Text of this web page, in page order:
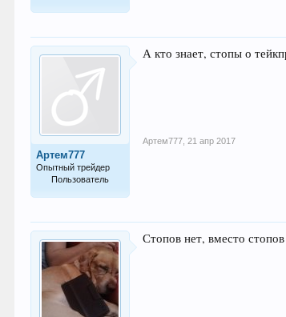
Артем777
Опытный трейдер
Пользователь
А кто знает, стопы о
Артем777 21 апр 2017
Стопов нет, вместо